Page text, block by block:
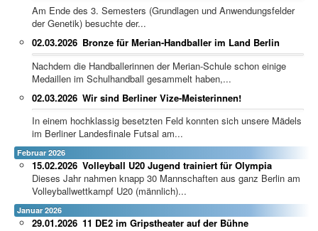
Am Ende des 3. Semesters (Grundlagen und Anwendungsfelder
der Genetik) besuchte der...
Bronze für Merian-Handballer im Land Berlin
02.03.2026
Nachdem die Handballerinnen der Merian-Schule schon einige
Medaillen im Schulhandball gesammelt haben,...
Wir sind Berliner Vize-Meisterinnen!
02.03.2026
In einem hochklassig besetzten Feld konnten sich unsere Mädels
im Berliner Landesfinale Futsal am...
Februar 2026
Volleyball U20 Jugend trainiert für Olympia
15.02.2026
Dieses Jahr nahmen knapp 30 Mannschaften aus ganz Berlin am
Volleyballwettkampf U20 (männlich)...
Januar 2026
11 DE2 im Gripstheater auf der Bühne
29.01.2026